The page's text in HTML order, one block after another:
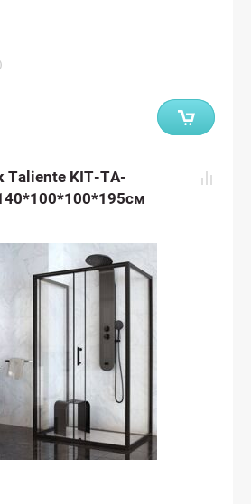
Taliente KIT-TA-